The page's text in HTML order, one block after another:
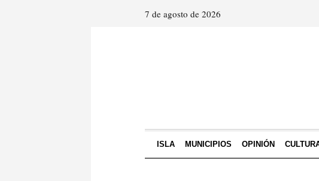
7 de agosto de 2026
ISLA MUNICIPIOS OPINIÓN